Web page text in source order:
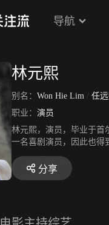
导航
林元熙
别名： Won Hie Lim / 任
职业： 演员
林元熙，演员，毕业于首
一名喜剧演员，因此也得
乐》等。
分享